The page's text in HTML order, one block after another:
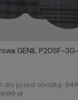
GENIL P20SF-3G-
dni przed obniżką:
zł